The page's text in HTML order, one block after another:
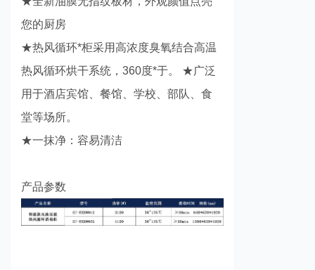
您的厨房
★热风循环*柜采用高浓度臭氧结合高温
热风循环烘干系统，360度*于。 ★广泛
用于酒店宾馆、餐馆、学校、部队、食
堂等场所。
★一抹净：容易清洁
产品参数